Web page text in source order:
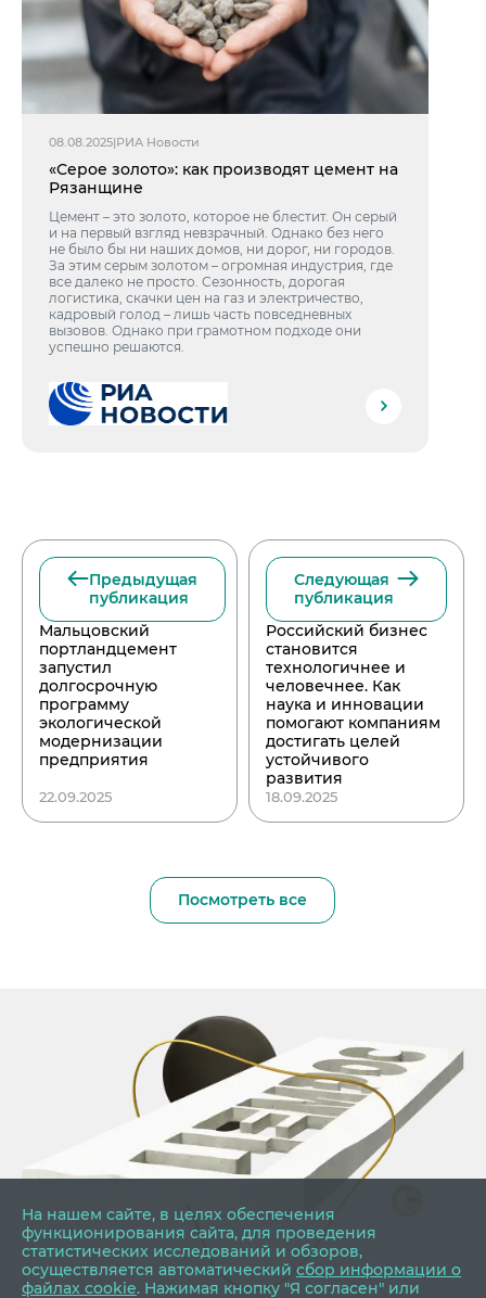
08.08.2025|РИА Новости
«Серое золото»: как производят цемент на
Рязанщине
Цемент – это золото, которое не блестит. Он серый
и на первый взгляд невзрачный. Однако без него
не было бы ни наших домов, ни дорог, ни городов.
За этим серым золотом – огромная индустрия, где
все далеко не просто. Сезонность, дорогая
логистика, скачки цен на газ и электричество,
кадровый голод – лишь часть повседневных
вызовов. Однако при грамотном подходе они
успешно решаются.
Предыдущая
публикация
Мальцовский
портландцемент
запустил
долгосрочную
программу
экологической
модернизации
предприятия
22.09.2025
Следующая
публикация
Российский бизнес
становится
технологичнее и
человечнее. Как
наука и инновации
помогают компаниям
достигать целей
устойчивого
развития
18.09.2025
Посмотреть все
На нашем сайте, в целях обеспечения
функционирования сайта, для проведения
статистических исследований и обзоров,
осуществляется автоматический сбор информации о
файлах cookie. Нажимая кнопку "Я согласен" или